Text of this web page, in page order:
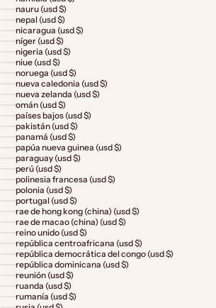
nauru (usd $)
nepal (usd $)
nicaragua (usd $)
níger (usd $)
nigeria (usd $)
niue (usd $)
noruega (usd $)
nueva caledonia (usd $)
nueva zelanda (usd $)
omán (usd $)
países bajos (usd $)
pakistán (usd $)
panamá (usd $)
papúa nueva guinea (usd $)
paraguay (usd $)
perú (usd $)
polinesia francesa (usd $)
polonia (usd $)
portugal (usd $)
rae de hong kong (china) (usd $)
rae de macao (china) (usd $)
reino unido (usd $)
república centroafricana (usd $)
república democrática del congo (usd $)
república dominicana (usd $)
reunión (usd $)
ruanda (usd $)
rumanía (usd $)